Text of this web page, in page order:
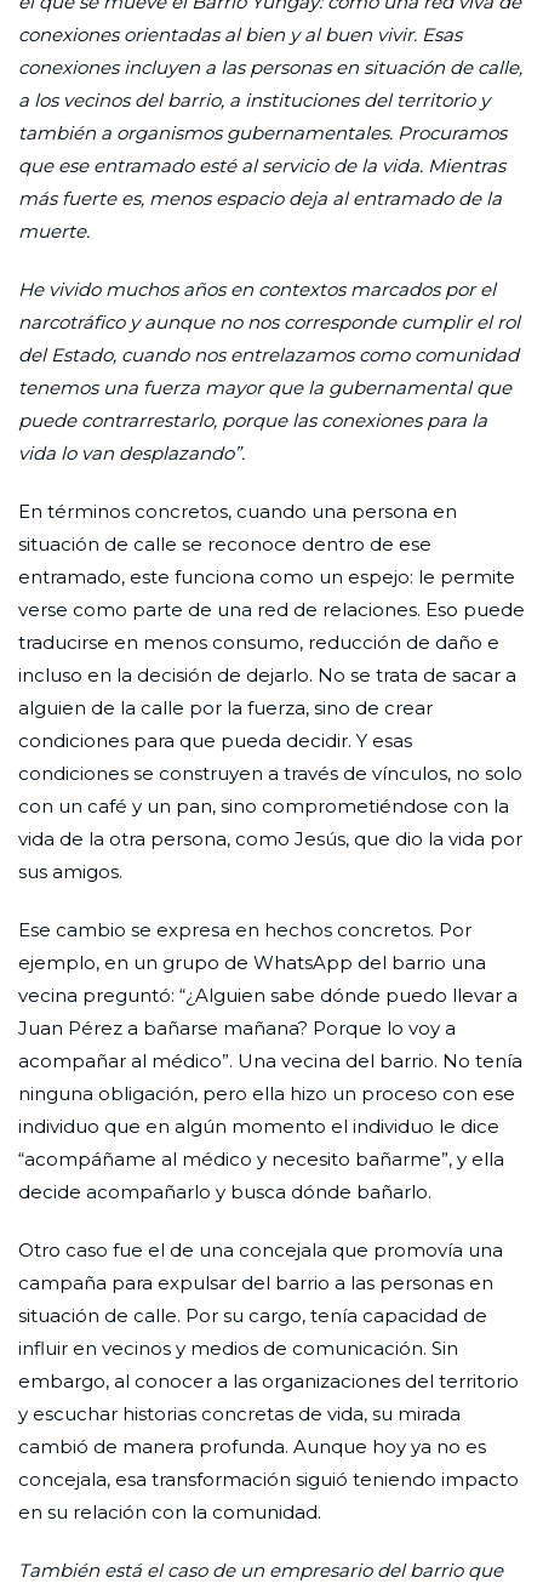
conexiones orientadas al bien y al buen vivir. Esas
conexiones incluyen a las personas en situación de calle,
a los vecinos del barrio, a instituciones del territorio y
también a organismos gubernamentales. Procuramos
que ese entramado esté al servicio de la vida. Mientras
más fuerte es, menos espacio deja al entramado de la
muerte.
He vivido muchos años en contextos marcados por el
narcotráfico y aunque no nos corresponde cumplir el rol
del Estado, cuando nos entrelazamos como comunidad
tenemos una fuerza mayor que la gubernamental que
puede contrarrestarlo, porque las conexiones para la
vida lo van desplazando”.
En términos concretos, cuando una persona en
situación de calle se reconoce dentro de ese
entramado, este funciona como un espejo: le permite
verse como parte de una red de relaciones. Eso puede
traducirse en menos consumo, reducción de daño e
incluso en la decisión de dejarlo. No se trata de sacar a
alguien de la calle por la fuerza, sino de crear
condiciones para que pueda decidir. Y esas
condiciones se construyen a través de vínculos, no solo
con un café y un pan, sino comprometiéndose con la
vida de la otra persona, como Jesús, que dio la vida por
sus amigos.
Ese cambio se expresa en hechos concretos. Por
ejemplo, en un grupo de WhatsApp del barrio una
vecina preguntó: “¿Alguien sabe dónde puedo llevar a
Juan Pérez a bañarse mañana? Porque lo voy a
acompañar al médico”. Una vecina del barrio. No tenía
ninguna obligación, pero ella hizo un proceso con ese
individuo que en algún momento el individuo le dice
“acompáñame al médico y necesito bañarme”, y ella
decide acompañarlo y busca dónde bañarlo.
Otro caso fue el de una concejala que promovía una
campaña para expulsar del barrio a las personas en
situación de calle. Por su cargo, tenía capacidad de
influir en vecinos y medios de comunicación. Sin
embargo, al conocer a las organizaciones del territorio
y escuchar historias concretas de vida, su mirada
cambió de manera profunda. Aunque hoy ya no es
concejala, esa transformación siguió teniendo impacto
en su relación con la comunidad.
También está el caso de un empresario del barrio que